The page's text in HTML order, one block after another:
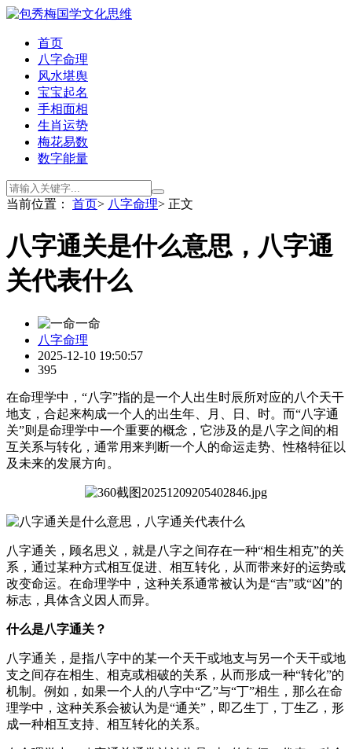
首页
八字命理
风水堪舆
宝宝起名
手相面相
生肖运势
梅花易数
数字能量
当前位置： 首页> 八字命理> 正文
八字通关是什么意思，八字通
关代表什么
一命
八字命理
2025-12-10 19:50:57
395
在命理学中，“八字”指的是一个人出生时辰所对应的八个天干
地支，合起来构成一个人的出生年、月、日、时。而“八字通
关”则是命理学中一个重要的概念，它涉及的是八字之间的相
互关系与转化，通常用来判断一个人的命运走势、性格特征以
及未来的发展方向。
八字通关，顾名思义，就是八字之间存在一种“相生相克”的关
系，通过某种方式相互促进、相互转化，从而带来好的运势或
改变命运。在命理学中，这种关系通常被认为是“吉”或“凶”的
标志，具体含义因人而异。
什么是八字通关？
八字通关，是指八字中的某一个天干或地支与另一个天干或地
支之间存在相生、相克或相破的关系，从而形成一种“转化”的
机制。例如，如果一个人的八字中“乙”与“丁”相生，那么在命
理学中，这种关系会被认为是“通关”，即乙生丁，丁生乙，形
成一种相互支持、相互转化的关系。